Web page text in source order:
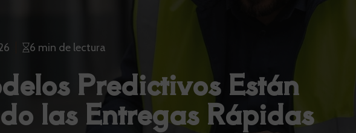
6 min de lectura
Predictivos Están
las Entregas Rápidas